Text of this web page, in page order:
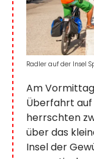
Am
Überfahrt auf
herrschten
über das
Insel der
Radler auf der Insel